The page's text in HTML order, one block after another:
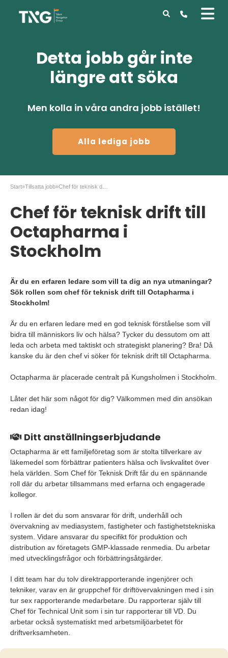
Detta jobb går inte
längre att söka
Men kolla in våra andra jobb istället!
Alla lediga jobb
Start»Tillsatta jobb»
Chef för teknisk drift till
Octapharma i
Stockholm
Är du en erfaren ledare som vill ta dig an nya utmaningar?
Sök rollen som chef för teknisk drift till Octapharma i
Stockholm!
Är du en erfaren ledare med en god teknisk förståelse som vill
bidra till människors liv och hälsa? Tycker du dessutom om att
leda och arbeta med taktiskt och strategiskt planering? Bra! Då
kanske du är den chef vi söker för teknisk drift till Octapharma.
Octapharma är placerade centralt på Kungsholmen i Stockholm.
Låter det här som något för dig? Välkommen med din ansökan
redan idag!
Ditt anställningserbjudande
Octapharma är ett familjeföretag som är stolta tillverkare av
läkemedel som förbättrar patienters hälsa och livskvalitet över
hela världen. Som Chef för Teknisk Drift får du en spännande
roll där du arbetar tillsammans med erfarna och engagerade
kollegor.
I rollen är det du som ansvarar för drift, underhåll och
övervakning av mediasystem, fastigheter och fastighetstekniska
system. Vidare ansvarar du specifikt för produktion och
distribution av företagets GMP-klassade renmedia. Du arbetar
med utvecklingsfrågor och förbättringsåtgärder.
I ditt team har du tolv direktrapporterande ingenjörer och
tekniker, varav en är gruppchef för driftövervakningen med i sin
tur sex rapporterande medarbetare. Du rapporterar själv till
Chef för Technical Unit som i sin tur rapporterar till VD. Du
arbetar också systematiskt med arbetsmiljöarbetet för
driftverksamheten.